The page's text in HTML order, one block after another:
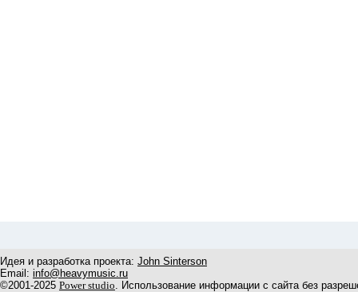
Идея и разработка проекта: John Sinterson
Email: info@heavymusic.ru
©2001-2025 Power studio. Использование информации с сайта без